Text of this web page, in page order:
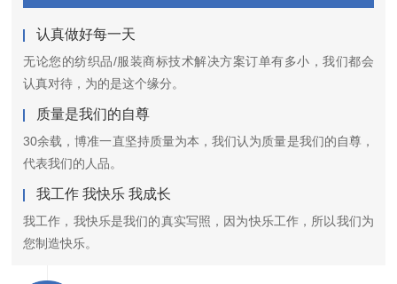
认真做好每一天
无论您的纺织品/服装商标技术解决方案订单有多小，我们都会
认真对待，为的是这个缘分。
质量是我们的自尊
30余载，博准一直坚持质量为本，我们认为质量是我们的自尊，
代表我们的人品。
我工作 我快乐 我成长
我工作，我快乐是我们的真实写照，因为快乐工作，所以我们为
您制造快乐。